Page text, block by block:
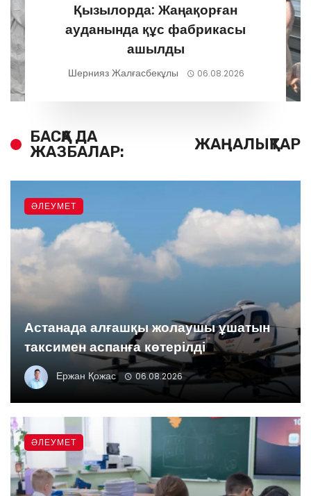
Қызылорда: Жаңақорған
ауданында құс фабрикасы
ашылды
Шернияз Жалғасбекұлы 06.08.2026
БАСҚА ДА
ЖАЗБАЛАР:
ЖАҢАЛЫҚТАР
Астанада алғашқы жолаушы ұшатын
таксимен аспанға көтерілді
Ержан Қожас 06.08.2026
ӘЛЕУМЕТ
ӘЛЕУМЕТ